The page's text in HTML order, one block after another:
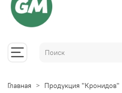
Главная Продукция "Кронидов"